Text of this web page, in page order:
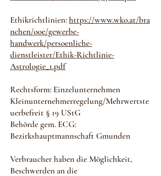
Ethikrichtlinien:https://www.wko.at/bra
nchen/ooe/gewerbe-
handwerk/persoenliche-
dienstleister/Ethik-Richtlinie-
Astrologie_1.pdf
Rechtsform: Einzelunternehmen
Kleinunternehmerregelung/Mehrwertste
uerbefreit § 19 UStG
Behörde gem. ECG:
Bezirkshauptmannschaft Gmunden
Verbraucher haben die Möglichkeit,
Beschwerden an die